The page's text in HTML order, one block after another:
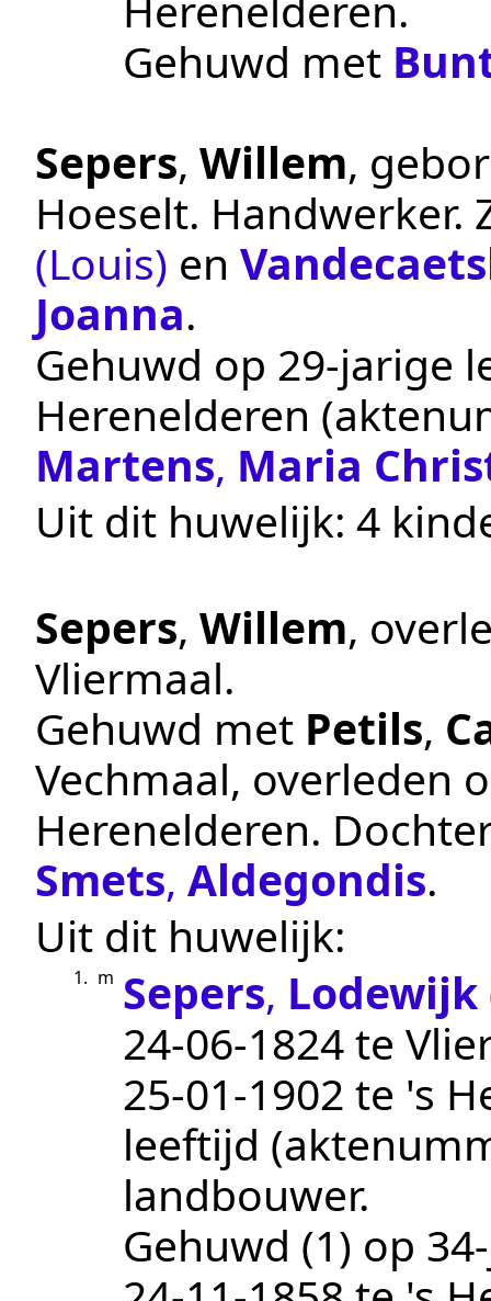
Gehuwd met
Sepers, Willem,
Hoeselt. Handwerker.
(Louis) en
Joanna.
Gehuwd op 29-jarige
Herenelderen
Martens, Maria
Uit dit huwelijk: 4
Sepers, Willem,
Vliermaal.
Gehuwd met Petils,
Vechmaal, overleden
Herenelderen.
Smets, Aldegondis.
Uit dit huwelijk:
1. m Sepers, Lodewijk
24‑06‑1824te
25‑01‑1902 te 's
leeftijd
landbouwer.
Gehuwd (1) op